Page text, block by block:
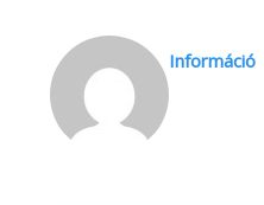
Információ